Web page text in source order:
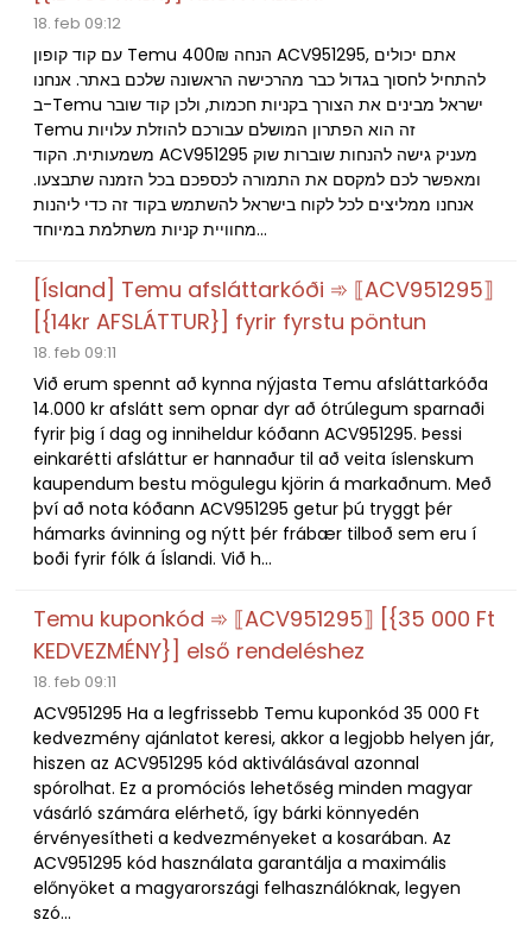
18. feb 09:12
עם קוד קופון Temu 400₪ הנחה ACV951295, אתם יכולים
להתחיל לחסוך בגדול כבר מהרכישה הראשונה שלכם באתר. אנחנו
ב-Temu ישראל מבינים את הצורך בקניות חכמות, ולכן קוד שובר
Temu זה הוא הפתרון המושלם עבורכם להוזלת עלויות
משמעותית. הקוד ACV951295 מעניק גישה להנחות שוברות שוק
ומאפשר לכם למקסם את התמורה לכספכם בכל הזמנה שתבצעו.
אנחנו ממליצים לכל לקוח בישראל להשתמש בקוד זה כדי ליהנות
מחוויית קניות משתלמת במיוחד...
[Ísland] Temu afsláttarkóði ➾ ⟦ACV951295⟧
[{14kr AFSLÁTTUR}] fyrir fyrstu pöntun
18. feb 09:11
Við erum spennt að kynna nýjasta Temu afsláttarkóða
14.000 kr afslátt sem opnar dyr að ótrúlegum sparnaði
fyrir þig í dag og inniheldur kóðann ACV951295. Þessi
einkarétti afsláttur er hannaður til að veita íslenskum
kaupendum bestu mögulegu kjörin á markaðnum. Með
því að nota kóðann ACV951295 getur þú tryggt þér
hámarks ávinning og nýtt þér frábær tilboð sem eru í
boði fyrir fólk á Íslandi. Við h...
Temu kuponkód ➾ ⟦ACV951295⟧ [{35 000 Ft
KEDVEZMÉNY}] első rendeléshez
18. feb 09:11
ACV951295 Ha a legfrissebb Temu kuponkód 35 000 Ft
kedvezmény ajánlatot keresi, akkor a legjobb helyen jár,
hiszen az ACV951295 kód aktiválásával azonnal
spórolhat. Ez a promóciós lehetőség minden magyar
vásárló számára elérhető, így bárki könnyedén
érvényesítheti a kedvezményeket a kosarában. Az
ACV951295 kód használata garantálja a maximális
előnyöket a magyarországi felhasználóknak, legyen
szó...